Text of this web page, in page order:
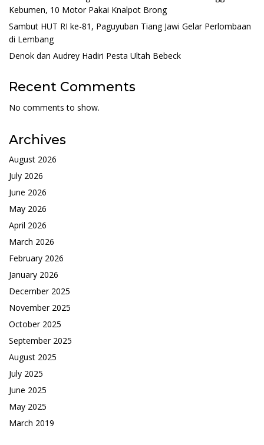
Kebumen, 10 Motor Pakai Knalpot Brong
Sambut HUT RI ke-81, Paguyuban Tiang Jawi Gelar Perlombaan
di Lembang
Denok dan Audrey Hadiri Pesta Ultah Bebeck
Recent Comments
No comments to show.
Archives
August 2026
July 2026
June 2026
May 2026
April 2026
March 2026
February 2026
January 2026
December 2025
November 2025
October 2025
September 2025
August 2025
July 2025
June 2025
May 2025
March 2019